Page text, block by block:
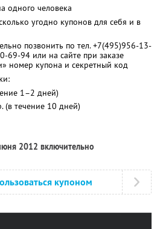
одного человека
угодно купонов для себя и в
позвонить по тел. +7(495)956-13-
69-94 или на сайте при заказе
номер купона и секретный код
1–2 дней)
(в течение 10 дней)
2012 включительно
купоном